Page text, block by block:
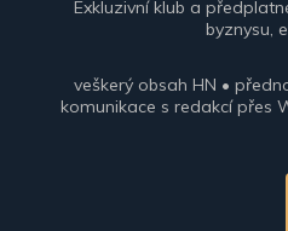
Exkluzivní klub a
byznysu,
veškerý obsah HN •
komunikace s redakcí přes